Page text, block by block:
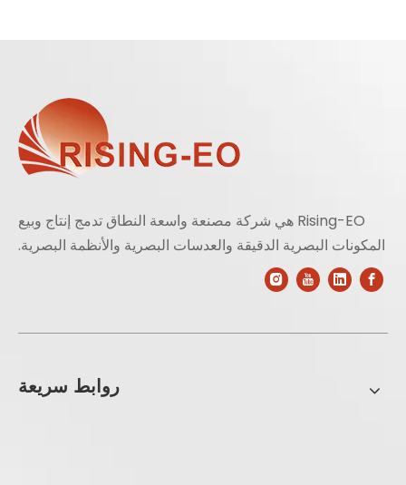
Rising-EO هي شركة مصنعة واسعة النطاق تدمج إنتاج وبيع
المكونات البصرية الدقيقة والعدسات البصرية والأنظمة البصرية.
روابط سريعة